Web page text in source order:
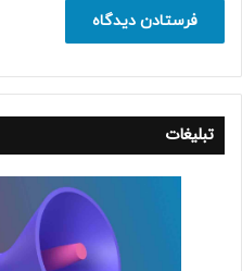
تبلیغات